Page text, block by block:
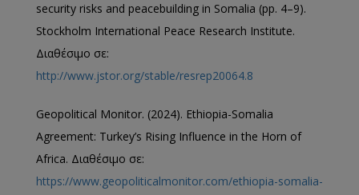
security risks and peacebuilding in Somalia (pp. 4–9).
Stockholm International Peace Research Institute.
Διαθέσιμο σε:
http://www.jstor.org/stable/resrep20064.8
Geopolitical Monitor. (2024). Ethiopia-Somalia
Agreement: Turkey’s Rising Influence in the Horn of
Africa. Διαθέσιμο σε:
https://www.geopoliticalmonitor.com/ethiopia-somalia-